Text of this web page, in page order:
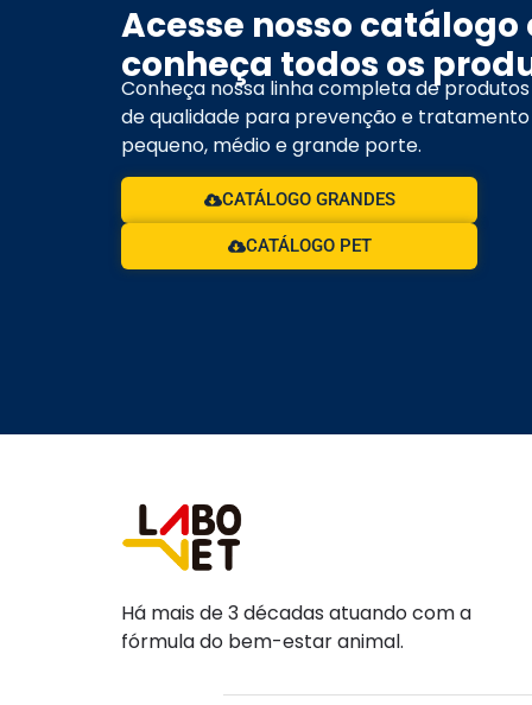
Acesse nosso catálogo
conheça todos os
Conheça nossa linha completa de
de qualidade para prevenção e tratamento
pequeno, médio e grande porte.
CATÁLOGO GRANDES
CATÁLOGO PET
Há mais de 3 décadas atuando com a
fórmula do bem-estar animal.